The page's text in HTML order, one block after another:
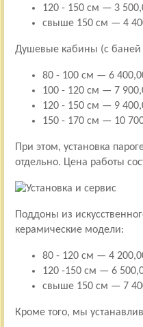
120 - 150 см — 3
свыше 150 см — 4
Душевые кабины (с баней
80 - 100 см — 6
100 - 120 см — 7
120 - 150 см — 9
150 - 170 см — 10
При этом, установка
отдельно. Цена работы
Поддоны из
керамические модели:
80 - 120 см — 4
120 -150 см — 6
свыше 150 см — 7
Кроме того, мы